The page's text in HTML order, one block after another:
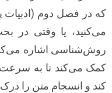
که در فصل دوم
می‌کنید، یا وقتی در
روش‌شناسی اشاره
کمک می‌کند تا به سرعت
کند و انسجام متن را درک